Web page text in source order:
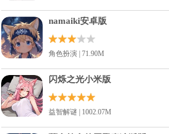
namaiki安卓版
角色扮演 | 71.90M
闪烁之光小米版
益智解谜 | 1002.07M